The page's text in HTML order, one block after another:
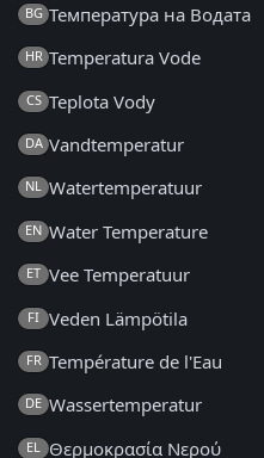
BG Температура на Водата
HR Temperatura Vode
CS Teplota Vody
DA Vandtemperatur
NL Watertemperatuur
EN Water Temperature
ET Vee Temperatuur
FI Veden Lämpötila
FR Température de l'Eau
DE Wassertemperatur
EL Θερμοκρασία Νερού